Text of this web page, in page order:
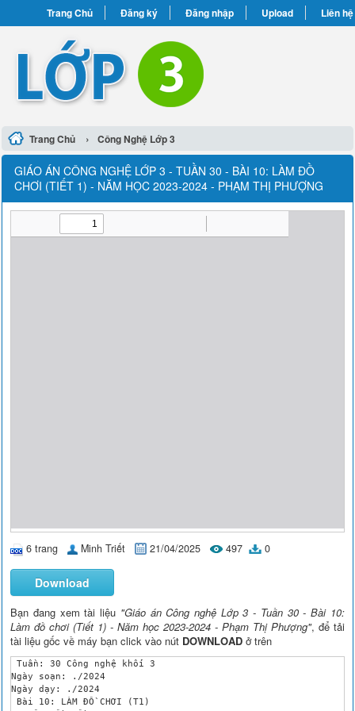
Trang Chủ Đăng ký Đăng nhập Upload Liên hệ
Trang Chủ › Công Nghệ Lớp 3
GIÁO ÁN CÔNG NGHỆ LỚP 3 - TUẦN 30 - BÀI 10: LÀM ĐỒ
CHƠI (TIẾT 1) - NĂM HỌC 2023-2024 - PHẠM THỊ PHƯỢNG
6 trang Minh Triết 21/04/2025 497 0
Download
Bạn đang xem tài liệu "Giáo án Công nghệ Lớp 3 - Tuần 30 - Bài 10:
Làm đồ chơi (Tiết 1) - Năm học 2023-2024 - Phạm Thị Phượng", để tải
tài liệu gốc về máy bạn click vào nút DOWNLOAD ở trên
Tuần: 30 Công nghệ khối 3
Ngày soạn: ./2024
Ngày dạy: ./2024
Bài 10: LÀM ĐỒ CHƠI (T1)